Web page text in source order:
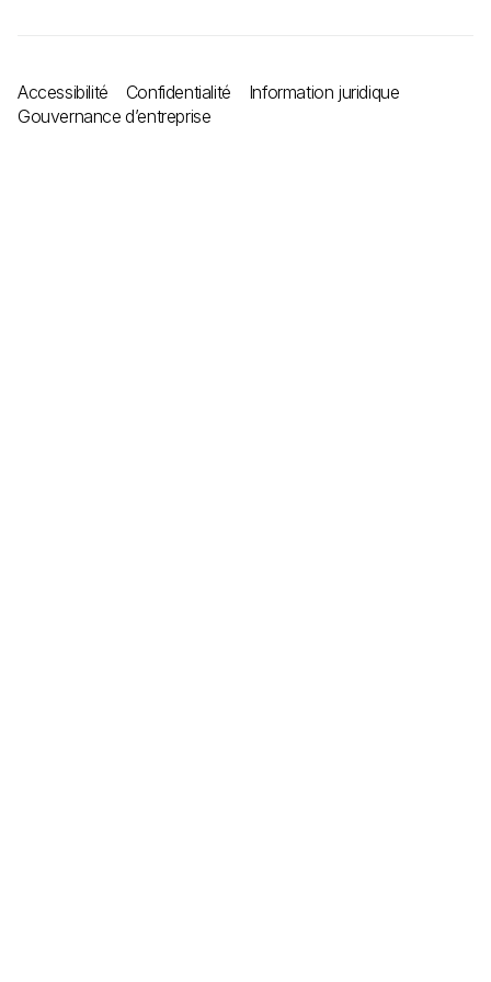
Accessibilité Confidentialité
Information juridique
Gouvernance d’entreprise